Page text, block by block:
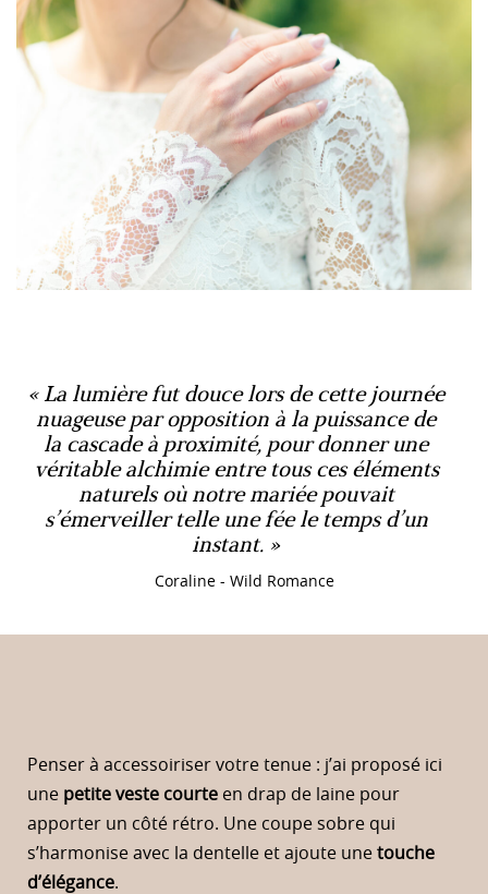
La lumière fut douce lors de cette journée
nuageuse par opposition à la puissance de
la cascade à proximité, pour donner une
véritable alchimie entre tous ces éléments
naturels où notre mariée pouvait
s’émerveiller telle une fée le temps d’un
instant.
Coraline - Wild Romance
Penser à accessoiriser votre tenue : j’ai proposé ici
une petite veste courte en drap de laine pour
apporter un côté rétro. Une coupe sobre qui
s’harmonise avec la dentelle et ajoute une touche
d’élégance.